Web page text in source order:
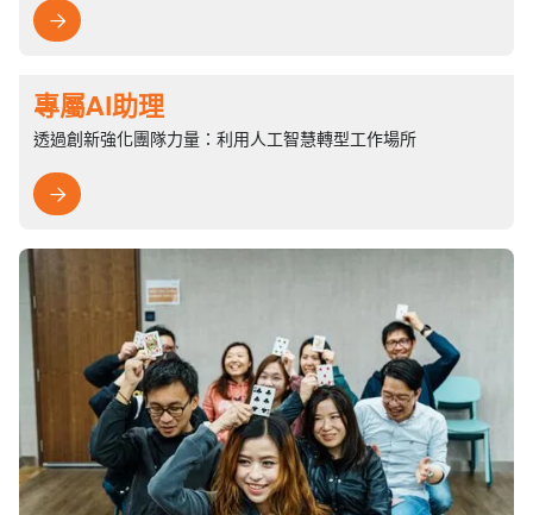

專屬AI助理
透過創新強化團隊力量：利用人工智慧轉型工作場所
